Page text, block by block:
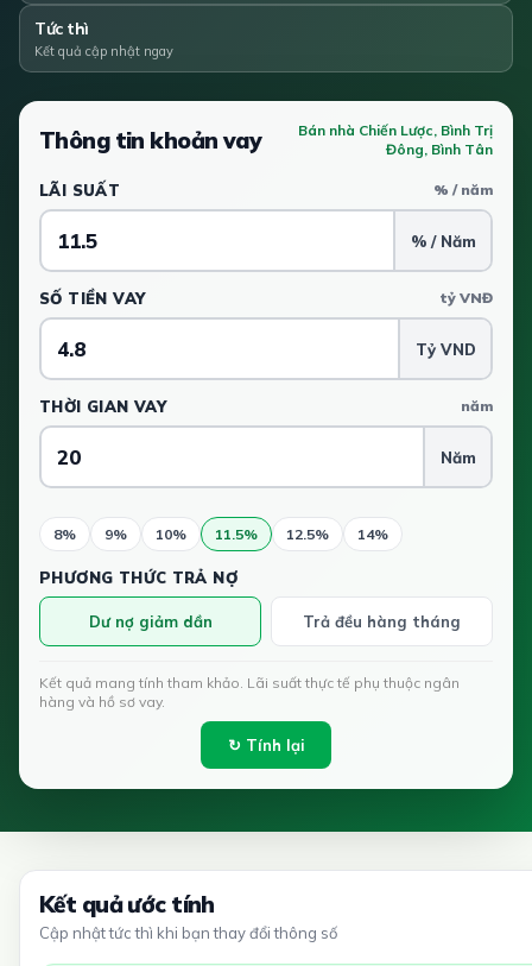
Tức thì
Kết quả cập nhật ngay
Thông tin khoản vay
Bán nhà Chiến Lược, Bình Trị
Đông, Bình Tân
LÃI SUẤT % / năm
% / Năm
SỐ TIỀN VAY tỷ VNĐ
Tỷ VND
THỜI GIAN VAY năm
Năm
8% 9% 10% 11.5% 12.5% 14%
PHƯƠNG THỨC TRẢ NỢ
Dư nợ giảm dần Trả đều hàng tháng
Kết quả mang tính tham khảo. Lãi suất thực tế phụ thuộc ngân
hàng và hồ sơ vay.
↻ Tính lại
Kết quả ước tính
Cập nhật tức thì khi bạn thay đổi thông số